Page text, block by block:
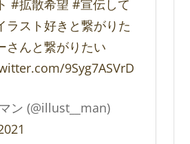
#拡散希望 #宣伝して
ラスト好きと繋がりた
さんと繋がりたい
9Syg7ASVrD
ン (@illust__man)